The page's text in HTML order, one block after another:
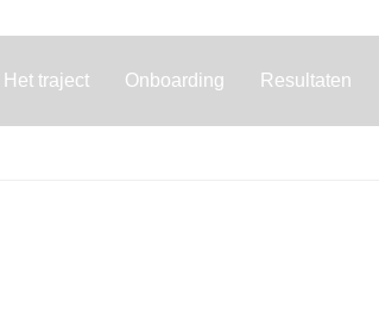
Het traject Onboarding Resultaten